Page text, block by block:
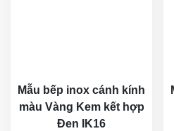
Mẫu bếp inox cánh kính
màu Vàng Kem kết hợp
Đen IK16